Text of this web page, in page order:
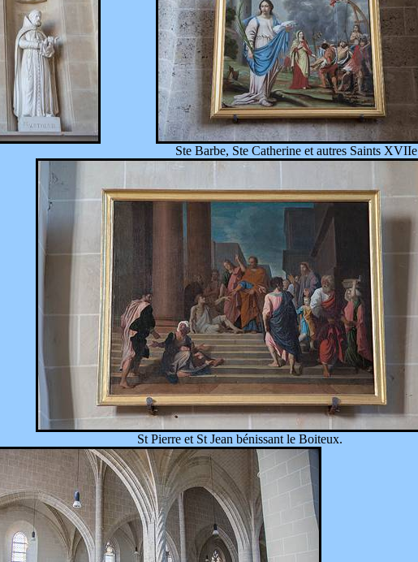
Ste Barbe, Ste Catherine et autres Saints XVIIe
St Pierre et St Jean bénissant le Boiteux.